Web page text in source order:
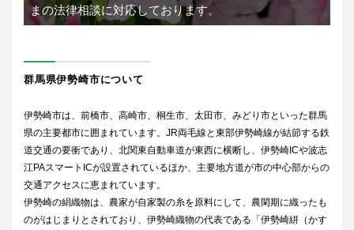
まの法律相談に対応しております。
群馬県伊勢崎市について
伊勢崎市は、前橋市、高崎市、桐生市、太田市、みどり市といった群馬
県の主要都市に囲まれています。JR両毛線と東部伊勢崎線が結節する鉄
道交通の要衝であり、北関東自動車道が東西に横断し、伊勢崎ICや波志
江PAスマートICが設置されているほか、主要地方道が市の中心部からの
交通アクセスに恵まれています。
伊勢崎の絹織物は、農家が自家製の糸を原料にして、農閑期に織ったも
のがはじまりとされており、伊勢崎織物の代表である「伊勢崎絣（かす